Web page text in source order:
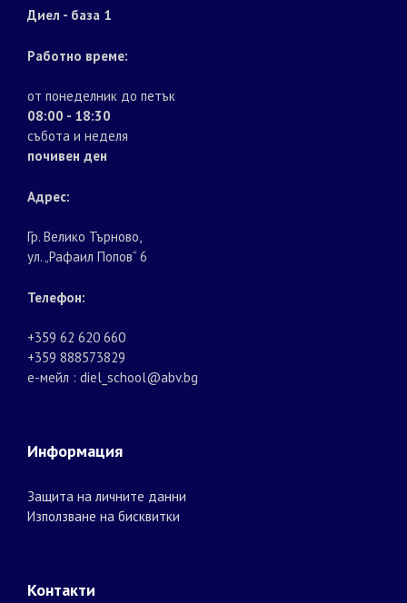
Диел - база 1
Работно време:
от понеделник до петък
08:00 - 18:30
събота и неделя
почивен ден
Адрес:
Гр. Велико Търново,
ул. „Рафаил Попов“ 6
Телефон:
+359 62 620 660
+359 888573829
е-мейл : diel_school@abv.bg
Информация
Защита на личните данни
Използване на бисквитки
Контакти